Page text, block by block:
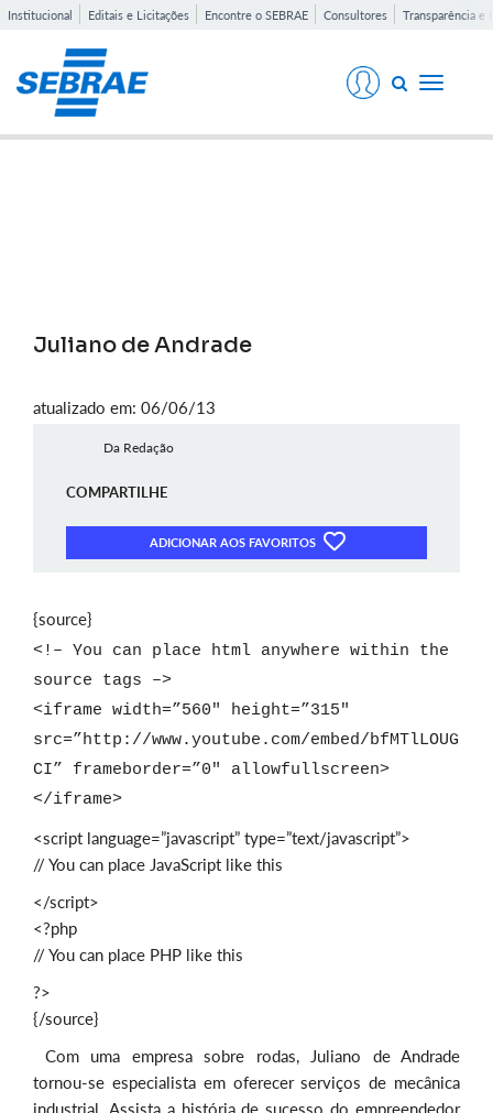
Institucional Editais e Licitações Encontre o SEBRAE Consultores Transparência e
Toggle
Juliano de Andrade
atualizado em: 06/06/13
Da Redação
COMPARTILHE
ADICIONAR AOS FAVORITOS
{source}
<!– You can place html anywhere within the
source tags –>
<iframe width=”560″ height=”315″
src=”http://www.youtube.com/embed/bfMTlLOUG
CI” frameborder=”0″ allowfullscreen>
</iframe>
<script language=”javascript” type=”text/javascript”>
// You can place JavaScript like this
</script>
<?php
// You can place PHP like this
?>
{/source}
Com uma empresa sobre rodas, Juliano de Andrade
tornou-se especialista em oferecer serviços de mecânica
industrial. Assista a história de sucesso do empreendedor